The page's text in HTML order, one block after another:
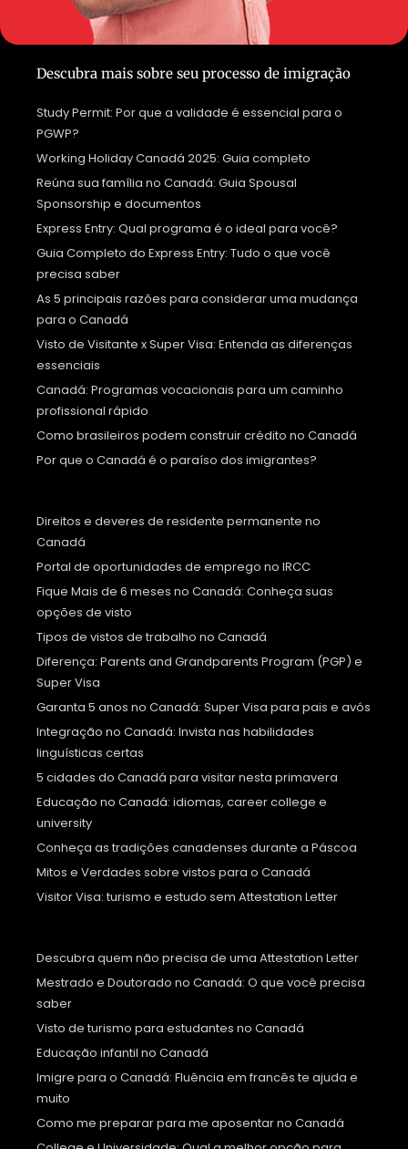
Descubra mais sobre seu processo de imigração
Study Permit: Por que a validade é essencial para o
PGWP?
Working Holiday Canadá 2025: Guia completo
Reúna sua família no Canadá: Guia Spousal
Sponsorship e documentos
Express Entry: Qual programa é o ideal para você?
Guia Completo do Express Entry: Tudo o que você
precisa saber
As 5 principais razões para considerar uma mudança
para o Canadá
Visto de Visitante x Super Visa: Entenda as diferenças
essenciais
Canadá: Programas vocacionais para um caminho
profissional rápido
Como brasileiros podem construir crédito no Canadá
Por que o Canadá é o paraíso dos imigrantes?
Direitos e deveres de residente permanente no
Canadá
Portal de oportunidades de emprego no IRCC
Fique Mais de 6 meses no Canadá: Conheça suas
opções de visto
Tipos de vistos de trabalho no Canadá
Diferença: Parents and Grandparents Program (PGP) e
Super Visa
Garanta 5 anos no Canadá: Super Visa para pais e avós
Integração no Canadá: Invista nas habilidades
linguísticas certas
5 cidades do Canadá para visitar nesta primavera
Educação no Canadá: idiomas, career college e
university
Conheça as tradições canadenses durante a Páscoa
Mitos e Verdades sobre vistos para o Canadá
Visitor Visa: turismo e estudo sem Attestation Letter
Descubra quem não precisa de uma Attestation Letter
Mestrado e Doutorado no Canadá: O que você precisa
saber
Visto de turismo para estudantes no Canadá
Educação infantil no Canadá
Imigre para o Canadá: Fluência em francês te ajuda e
muito
Como me preparar para me aposentar no Canadá